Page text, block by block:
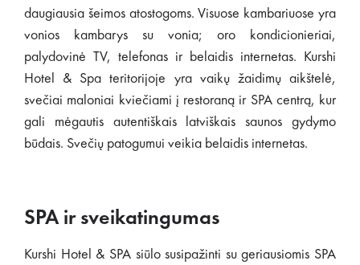
daugiausia šeimos atostogoms. Visuose kambariuose yra
vonios kambarys su vonia; oro kondicionieriai,
palydovinė TV, telefonas ir belaidis internetas. Kurshi
Hotel & Spa teritorijoje yra vaikų žaidimų aikštelė,
svečiai maloniai kviečiami į restoraną ir SPA centrą, kur
gali mėgautis autentiškais latviškais saunos gydymo
būdais. Svečių patogumui veikia belaidis internetas.
SPA ir sveikatingumas
Kurshi Hotel & SPA siūlo susipažinti su geriausiomis SPA